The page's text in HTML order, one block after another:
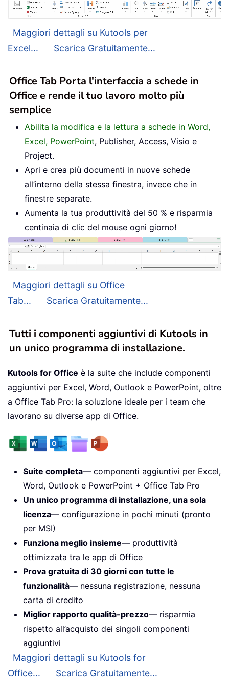
Maggiori dettagli su Kutools per
Excel...
Scarica Gratuitamente...
Office Tab Porta l'interfaccia a schede in
Office e rende il tuo lavoro molto più
semplice
Abilita la modifica e la lettura a schede in Word,
Excel, PowerPoint, Publisher, Access, Visio e
Project.
Apri e crea più documenti in nuove schede
all’interno della stessa finestra, invece che in
finestre separate.
Aumenta la tua produttività del 50 % e risparmia
centinaia di clic del mouse ogni giorno!
Maggiori dettagli su Office
Tab...
Scarica Gratuitamente...
Tutti i componenti aggiuntivi di Kutools in
un unico programma di installazione.
Kutools for Office è la suite che include componenti
aggiuntivi per Excel, Word, Outlook e PowerPoint, oltre
a Office Tab Pro: la soluzione ideale per i team che
lavorano su diverse app di Office.
Suite completa— componenti aggiuntivi per Excel,
Word, Outlook e PowerPoint + Office Tab Pro
Un unico programma di installazione, una sola
licenza— configurazione in pochi minuti (pronto
per MSI)
Funziona meglio insieme— produttività
ottimizzata tra le app di Office
Prova gratuita di 30 giorni con tutte le
funzionalità— nessuna registrazione, nessuna
carta di credito
Miglior rapporto qualità-prezzo— risparmia
rispetto all’acquisto dei singoli componenti
aggiuntivi
Maggiori dettagli su Kutools for
Office...
Scarica Gratuitamente...